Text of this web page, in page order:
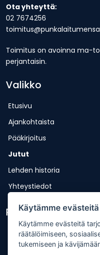
Ota yhteyttä:
02 7674256
Toimitus on avoinna ma-
perjantaisin.
Valikko
Etusivu
Ajankohtaista
Pääkirjoitus
Jutut
Lehden historia
Yhteystiedot
Pikalinkit
Lähetä uutisvinkki
Kopiointiohje
Käytämme evästeitä
Käytämme evästeitä
räätälöimiseen,
tukemiseen ja